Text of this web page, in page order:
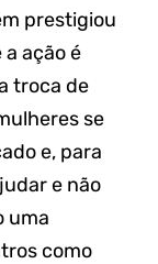
prestigiou
ação é
troca de
se
e, para
e não
uma
como